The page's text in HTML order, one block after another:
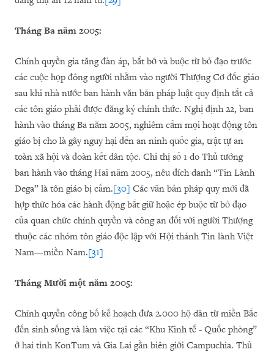
Tháng Ba năm 2005:
Chính quyền gia tăng đàn áp, bắt bớ và buộc từ bỏ đạo trước
các cuộc họp đông người nhằm vào người Thượng Cơ đốc giáo
sau khi nhà nước ban hành văn bản pháp luật quy định tất cả
các tôn giáo phải được đăng ký chính thức. Nghị định 22, ban
hành vào tháng Ba năm 2005, nghiêm cấm mọi hoạt động tôn
giáo bị cho là gây nguy hại đến an ninh quốc gia, trật tự an
toàn xã hội và đoàn kết dân tộc. Chỉ thị số 1 do Thủ tướng
ban hành vào tháng Hai năm 2005, nêu đích danh “Tin Lành
Dega” là tôn giáo bị cấm.[30] Các văn bản pháp quy mới đã
hợp thức hóa các hành động bắt giữ hoặc ép buộc từ bỏ đạo
của quan chức chính quyền và công an đối với người Thượng
thuộc các nhóm tôn giáo độc lập với Hội thánh Tin lành Việt
Nam—miền Nam.[31]
Tháng Mười một năm 2005:
Chính quyền công bố kế hoạch đưa 2.000 hộ dân từ miền Bắc
đến sinh sống và làm việc tại các “Khu Kinh tế - Quốc phòng”
ở hai tỉnh KonTum và Gia Lai gần biên giới Campuchia. Thủ